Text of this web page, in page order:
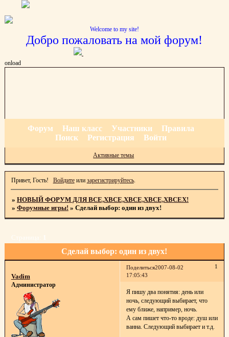
Welcome to my site!
Добро пожаловать на мой форум!
onload
Форум Наш класс Участники
Правила
Поиск
Регистрация Войти
Активные темы
Привет, Гость! Войдитеили зарегистрируйтесь.
» НОВЫЙ ФОРУМ ДЛЯ ВСЕ,ХВСЕ,ХВСЕ,ХВСЕ,ХВСЕХ!
» Форумные игры! » Сделай выбор: один из двух!
Сделай выбор: один из двух!
Страница: 1
Поделиться 1
2007-08-02
17:05:43
Vadim
Администратор
Я пишу два понятия: день или
ночь, следующий выбирает, что
ему ближе, например, ночь.
А сам пишет что-то вроде: душ или
ванна. Следующий выбирает и т.д.